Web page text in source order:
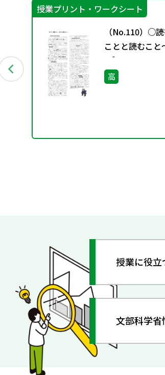
授業プリント・ワークシート
（No.110）○
ことと読むこと
ト］
高
授業に役立
文部科学省